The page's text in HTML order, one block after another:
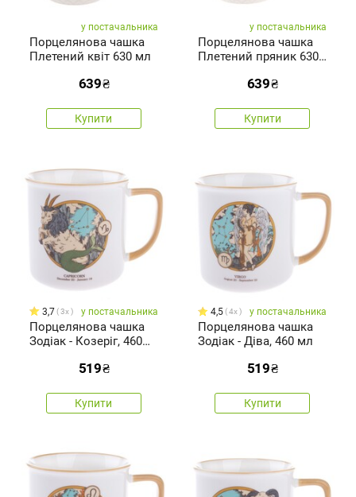
у постачальника
Порцелянова чашка
Плетений квіт 630 мл
639₴
Купити
у постачальника
Порцелянова чашка
Плетений пряник 630
639₴
Купити
3,7 3x у постачальника
Порцелянова чашка
Зодіак - Козеріг, 460
519₴
Купити
4,5 4x у постачальника
Порцелянова чашка
Зодіак - Діва, 460 мл
519₴
Купити